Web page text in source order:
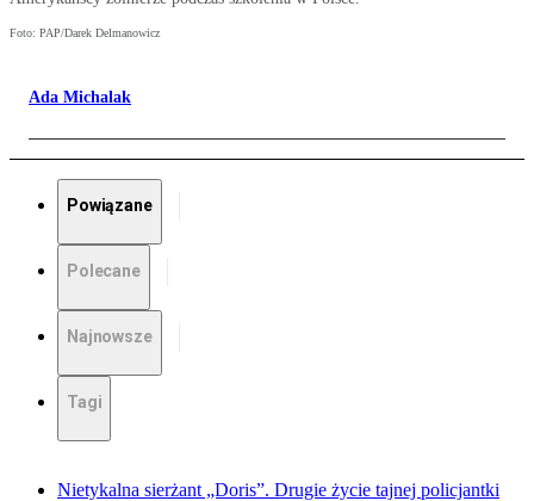
Foto: PAP/Darek Delmanowicz
Ada Michalak
Powiązane
Polecane
Najnowsze
Tagi
Nietykalna sierżant „Doris”. Drugie życie tajnej policjantki